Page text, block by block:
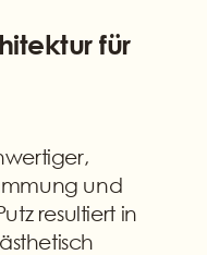
für
und
resultiert in